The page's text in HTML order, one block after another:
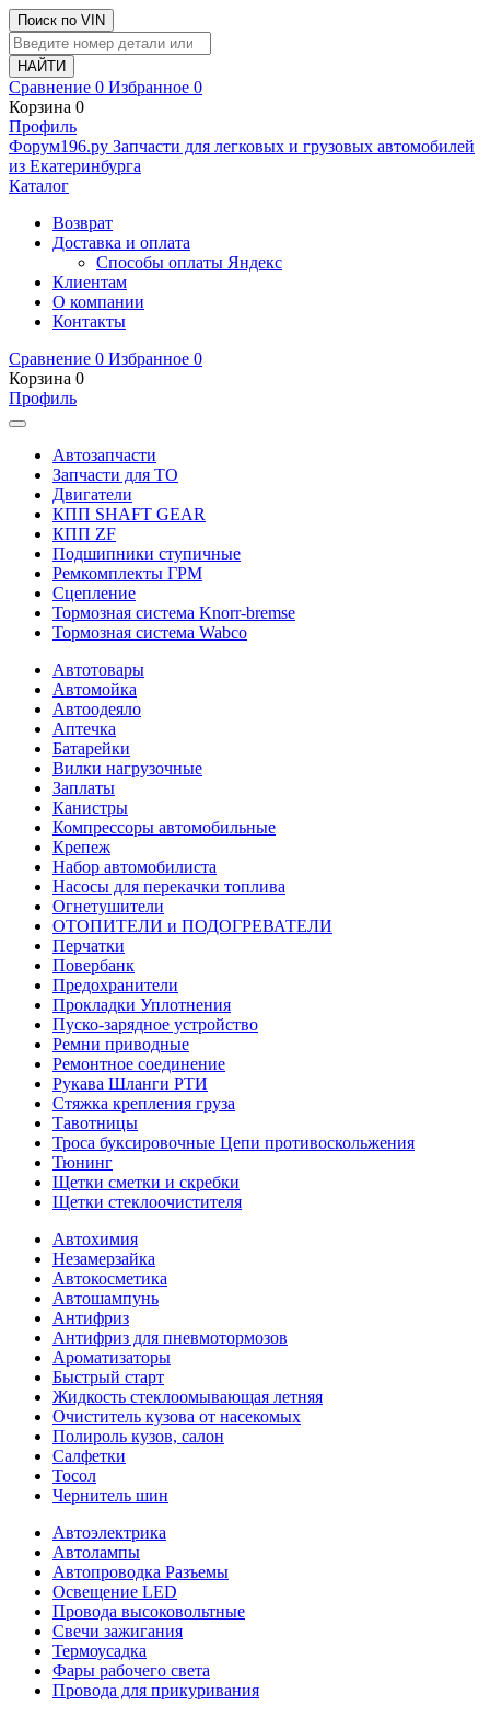
Поиск по VIN
Сравнение 0 Избранное 0
Корзина 0
Профиль
Фoрум196.ру Запчасти для легковых и грузовых автомобилей
из Екатеринбурга
Каталог
Возврат
Доставка и оплата
Способы оплаты Яндекс
Клиентам
О компании
Контакты
Сравнение 0 Избранное 0
Корзина 0
Профиль
Автозапчасти
Запчасти для ТО
Двигатели
КПП SHAFT GEAR
КПП ZF
Подшипники ступичные
Ремкомплекты ГРМ
Сцепление
Тормозная система Knorr-bremse
Тормозная система Wabco
Автотовары
Автомойка
Автоодеяло
Аптечка
Батарейки
Вилки нагрузочные
Заплаты
Канистры
Компрессоры автомобильные
Крепеж
Набор автомобилиста
Насосы для перекачки топлива
Огнетушители
ОТОПИТЕЛИ и ПОДОГРЕВАТЕЛИ
Перчатки
Повербанк
Предохранители
Прокладки Уплотнения
Пуско-зарядное устройство
Ремни приводные
Ремонтное соединение
Рукава Шланги РТИ
Стяжка крепления груза
Тавотницы
Троса буксировочные Цепи противоскольжения
Тюнинг
Щетки сметки и скребки
Щетки стеклоочистителя
Автохимия
Незамерзайка
Автокосметика
Автошампунь
Антифриз
Антифриз для пневмотормозов
Ароматизаторы
Быстрый старт
Жидкость стеклоомывающая летняя
Очиститель кузова от насекомых
Полироль кузов, салон
Салфетки
Тосол
Чернитель шин
Автоэлектрика
Автолампы
Автопроводка Разъемы
Освещение LED
Провода высоковольтные
Свечи зажигания
Термоусадка
Фары рабочего света
Провода для прикуривания